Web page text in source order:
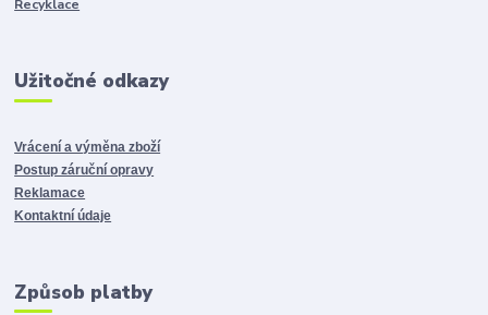
Recyklace
Užitočné odkazy
Vrácení a výměna zboží
Postup záruční opravy
Reklamace
Kontaktní údaje
Způsob platby